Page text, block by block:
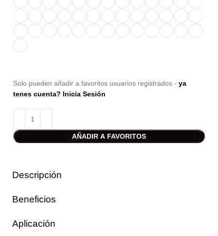
Solo pueden añadir a favoritos usuarios registrados - ya
tenes cuenta? Inicia Sesión
AÑADIR A FAVORITOS
Descripción
Beneficios
Aplicación